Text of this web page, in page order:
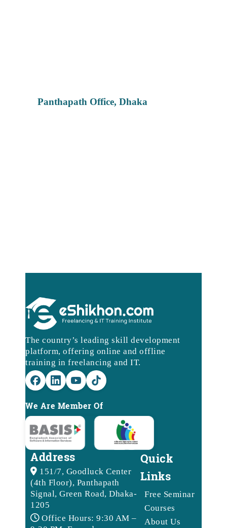
Panthapath Office, Dhaka
The country’s leading skill development
platform, offering online and offline
training in freelancing and IT.
We Are Member Of
Address
151/7, Goodluck Center
(4th Floor), Panthapath
Signal, Green Road, Dhaka-
1205
Office Hours: 9:30 AM –
Quick
Links
Free Seminar
Courses
About Us